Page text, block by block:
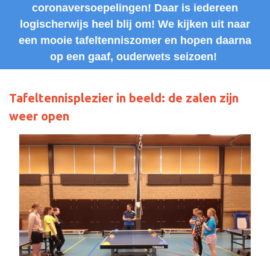
coronaversoepelingen! Daar is iedereen
logischerwijs heel blij om! We kijken uit naar
een mooie tafeltenniszomer en hopen daarna
op een gaaf, ouderwets seizoen!
Tafeltennisplezier in beeld: de zalen zijn
weer open